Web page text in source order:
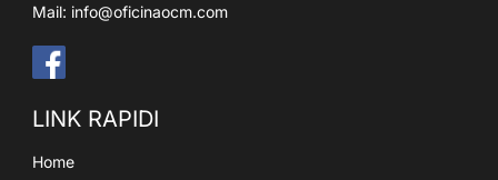
Mail: info@oficinaocm.com
LINK RAPIDI
Home